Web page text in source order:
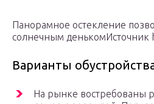
Панорамное остекление
солнечным денькомИсточник
Варианты
На рынке востребованы